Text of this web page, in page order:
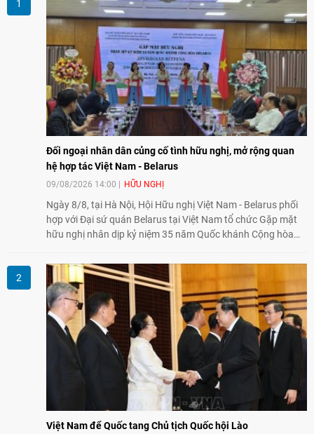
Đối ngoại nhân dân củng cố tình hữu nghị, mở rộng quan
hệ hợp tác Việt Nam - Belarus
09/08/2026 14:00 HỮU NGHỊ
Ngày 8/8, tại Hà Nội, Hội Hữu nghị Việt Nam - Belarus phối
hợp với Đại sứ quán Belarus tại Việt Nam tổ chức Gặp mặt
hữu nghị nhân dịp kỷ niệm 35 năm Quốc khánh Cộng hòa
nhân dân trong củng cố tình hữu nghị, mở rộng hợp tác thiết
thực và làm sâu sắc quan hệ Đối tác chiến lược Việt Nam -
Belarus.
Việt Nam để Quốc tang Chủ tịch Quốc hội Lào